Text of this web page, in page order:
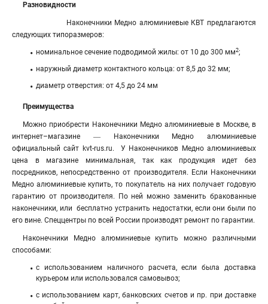
Разновидности
Наконечники Медно алюминиевые КВТ предлагаются
следующих типоразмеров:
номинальное сечение подводимой жилы: от 10 до 300 мм2;
наружный диаметр контактного кольца: от 8,5 до 32 мм;
диаметр отверстия: от 4,5 до 24 мм
Преимущества
Можно приобрести Наконечники Медно алюминиевые в Москве, в
интернет–магазине ― Наконечники Медно алюминиевые
официальный сайт kvt-rus.ru. У Наконечников Медно алюминиевых
цена в магазине минимальная, так как продукция идет без
посредников, непосредственно от производителя. Если Наконечники
Медно алюминиевые купить, то покупатель на них получает годовую
гарантию от производителя. По ней можно заменить бракованные
наконечники, или бесплатно устранить недостатки, если они были по
его вине. Спеццентры по всей России производят ремонт по гарантии.
Наконечники Медно алюминиевые купить можно различными
способами:
с использованием наличного расчета, если была доставка
курьером или использовался самовывоз;
с использованием карт, банковских счетов и пр. при доставке